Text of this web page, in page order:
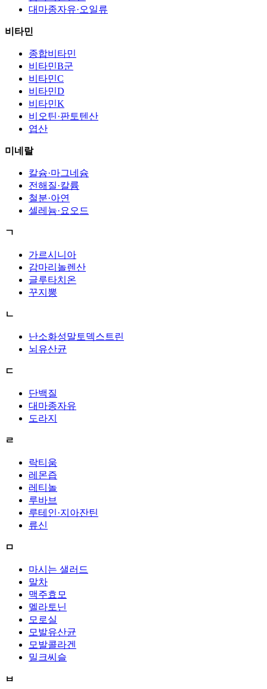
대마종자유·오일류
비타민
종합비타민
비타민B군
비타민C
비타민D
비타민K
비오틴·판토텐산
엽산
미네랄
칼슘·마그네슘
전해질·칼륨
철분·아연
셀레늄·요오드
ㄱ
가르시니아
감마리놀렌산
글루타치온
꾸지뽕
ㄴ
난소화성말토덱스트린
뇌유산균
ㄷ
단백질
대마종자유
도라지
ㄹ
락티움
레몬즙
레티놀
루바브
루테인·지아잔틴
류신
ㅁ
마시는 샐러드
말차
맥주효모
멜라토닌
모로실
모발유산균
모발콜라겐
밀크씨슬
ㅂ